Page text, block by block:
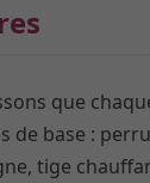
que
de base :
tige